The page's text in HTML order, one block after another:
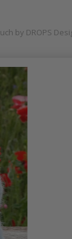
by DROPS